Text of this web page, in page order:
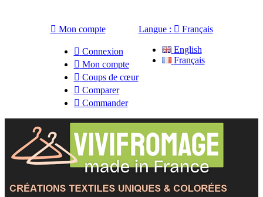
 Mon compte
 Connexion
 Mon compte
 Coups de cœur
 Comparer
 Commander
Langue :  Français
English
Français